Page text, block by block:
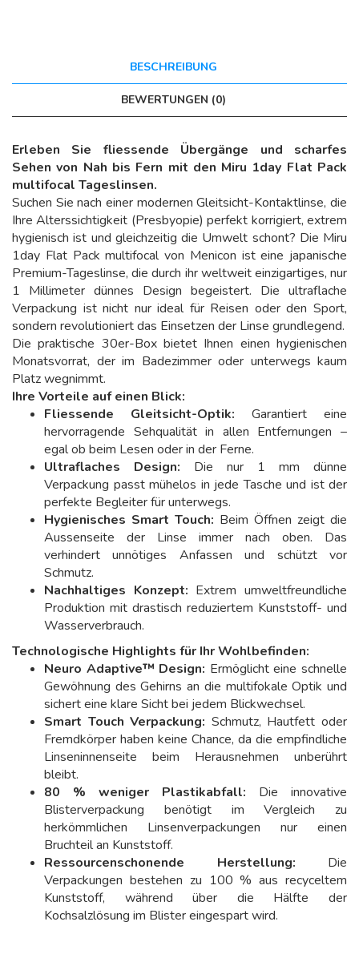
BESCHREIBUNG
BEWERTUNGEN (0)
Erleben Sie fliessende Übergänge und scharfes
Sehen von Nah bis Fern mit den Miru 1day Flat Pack
multifocal Tageslinsen.
Suchen Sie nach einer modernen Gleitsicht-Kontaktlinse, die
Ihre Alterssichtigkeit (Presbyopie) perfekt korrigiert, extrem
hygienisch ist und gleichzeitig die Umwelt schont? Die Miru
1day Flat Pack multifocal von Menicon ist eine japanische
Premium-Tageslinse, die durch ihr weltweit einzigartiges, nur
1 Millimeter dünnes Design begeistert. Die ultraflache
Verpackung ist nicht nur ideal für Reisen oder den Sport,
sondern revolutioniert das Einsetzen der Linse grundlegend.
Die praktische 30er-Box bietet Ihnen einen hygienischen
Monatsvorrat, der im Badezimmer oder unterwegs kaum
Platz wegnimmt.
Ihre Vorteile auf einen Blick:
Fliessende Gleitsicht-Optik: Garantiert eine
hervorragende Sehqualität in allen Entfernungen –
egal ob beim Lesen oder in der Ferne.
Ultraflaches Design: Die nur 1 mm dünne
Verpackung passt mühelos in jede Tasche und ist der
perfekte Begleiter für unterwegs.
Hygienisches Smart Touch: Beim Öffnen zeigt die
Aussenseite der Linse immer nach oben. Das
verhindert unnötiges Anfassen und schützt vor
Schmutz.
Nachhaltiges Konzept: Extrem umweltfreundliche
Produktion mit drastisch reduziertem Kunststoff- und
Wasserverbrauch.
Technologische Highlights für Ihr Wohlbefinden:
Neuro Adaptive™ Design: Ermöglicht eine schnelle
Gewöhnung des Gehirns an die multifokale Optik und
sichert eine klare Sicht bei jedem Blickwechsel.
Smart Touch Verpackung: Schmutz, Hautfett oder
Fremdkörper haben keine Chance, da die empfindliche
Linseninnenseite beim Herausnehmen unberührt
bleibt.
80 % weniger Plastikabfall: Die innovative
Blisterverpackung benötigt im Vergleich zu
herkömmlichen Linsenverpackungen nur einen
Bruchteil an Kunststoff.
Ressourcenschonende Herstellung: Die
Verpackungen bestehen zu 100 % aus recyceltem
Kunststoff, während über die Hälfte der
Kochsalzlösung im Blister eingespart wird.